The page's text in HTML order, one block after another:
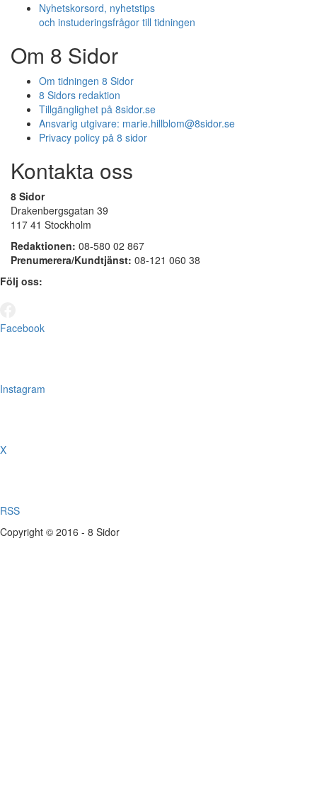
Nyhetskorsord, nyhetstips
och instuderingsfrågor till tidningen
Om 8 Sidor
Om tidningen 8 Sidor
8 Sidors redaktion
Tillgänglighet på 8sidor.se
Ansvarig utgivare: marie.hillblom@8sidor.se
Privacy policy på 8 sidor
Kontakta oss
8 Sidor
Drakenbergsgatan 39
117 41 Stockholm
Redaktionen: 08-580 02 867
Prenumerera/Kundtjänst: 08-121 060 38
Följ oss:
Facebook
Instagram
X
RSS
Copyright © 2016 - 8 Sidor